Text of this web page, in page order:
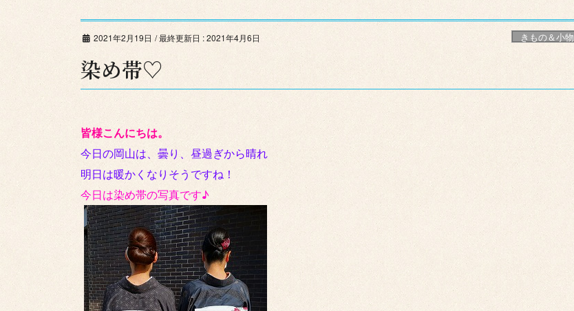
2021年2月19日 / 最終更新日 :2021年4月6日 きもの＆小物
染め帯♡
皆様こんにちは。
今日の岡山は、曇り、昼過ぎから晴れ
明日は暖かくなりそうですね！
今日は染め帯の写真です♪